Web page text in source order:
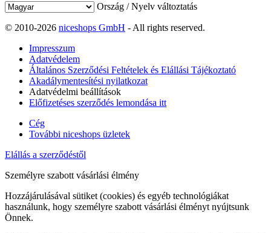
Ország / Nyelv változtatás
© 2010-2026 niceshops GmbH - All rights reserved.
Impresszum
Adatvédelem
Általános Szerződési Feltételek és Elállási Tájékoztató
Akadálymentesítési nyilatkozat
Adatvédelmi beállítások
Előfizetéses szerződés lemondása itt
Cég
További niceshops üzletek
Elállás a szerződéstől
Személyre szabott vásárlási élmény
Hozzájárulásával sütiket (cookies) és egyéb technológiákat
használunk, hogy személyre szabott vásárlási élményt nyújtsunk
Önnek.